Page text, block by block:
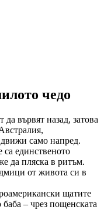
чедо
вървят назад, затова
само напред.
единственото
да пляска в ритъм.
от живота си в
щатите
– чрез пощенската